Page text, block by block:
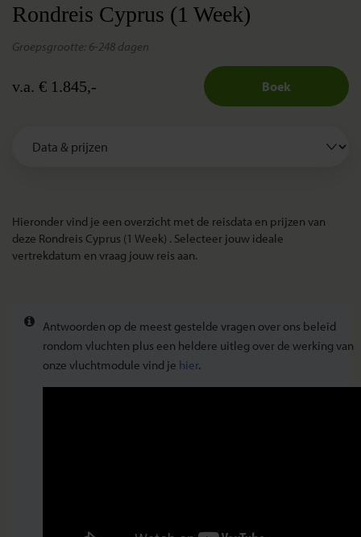
Rondreis Cyprus (1 Week)
Boek
v.a. € 1.845,-
groepsgrootte: 6-24 8 dagen
Hieronder vind je een overzicht met de reisdata en prijzen van
deze Rondreis Cyprus (1 Week) . Selecteer jouw ideale
vertrekdatum en vraag jouw reis aan.
Antwoorden op de meest gestelde vragen over ons beleid
rondom vluchten plus een heldere uitleg over de werking van
onze vluchtmodule vind je hier.